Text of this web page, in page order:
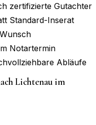
zertifizierte Gutachter
Standard-Inserat
Notartermin
Abläufe
Lichtenau im